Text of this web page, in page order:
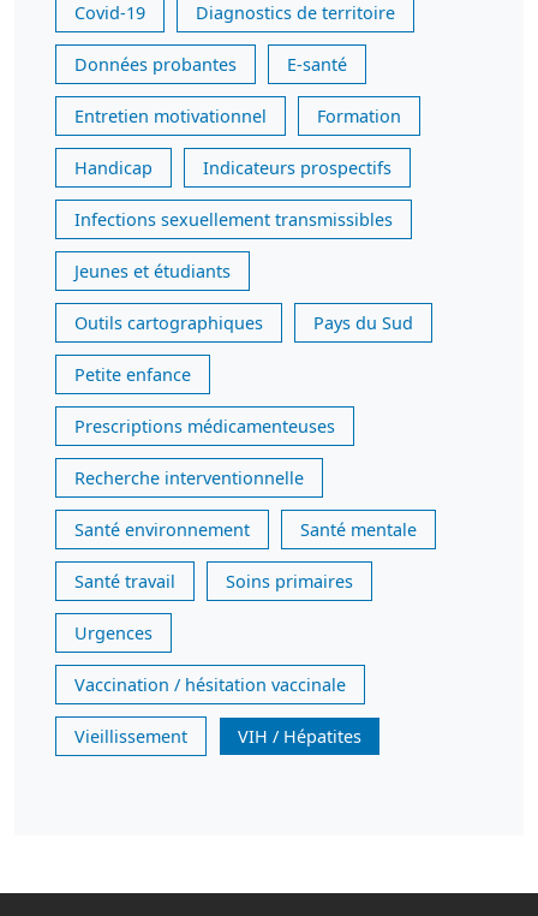
Covid-19 Diagnostics de territoire
Données probantes E-santé
Entretien motivationnel Formation
Handicap Indicateurs prospectifs
Infections sexuellement transmissibles
Jeunes et étudiants
Outils cartographiques Pays du Sud
Petite enfance
Prescriptions médicamenteuses
Recherche interventionnelle
Santé environnement Santé mentale
Santé travail Soins primaires
Urgences
Vaccination / hésitation vaccinale
Vieillissement VIH / Hépatites